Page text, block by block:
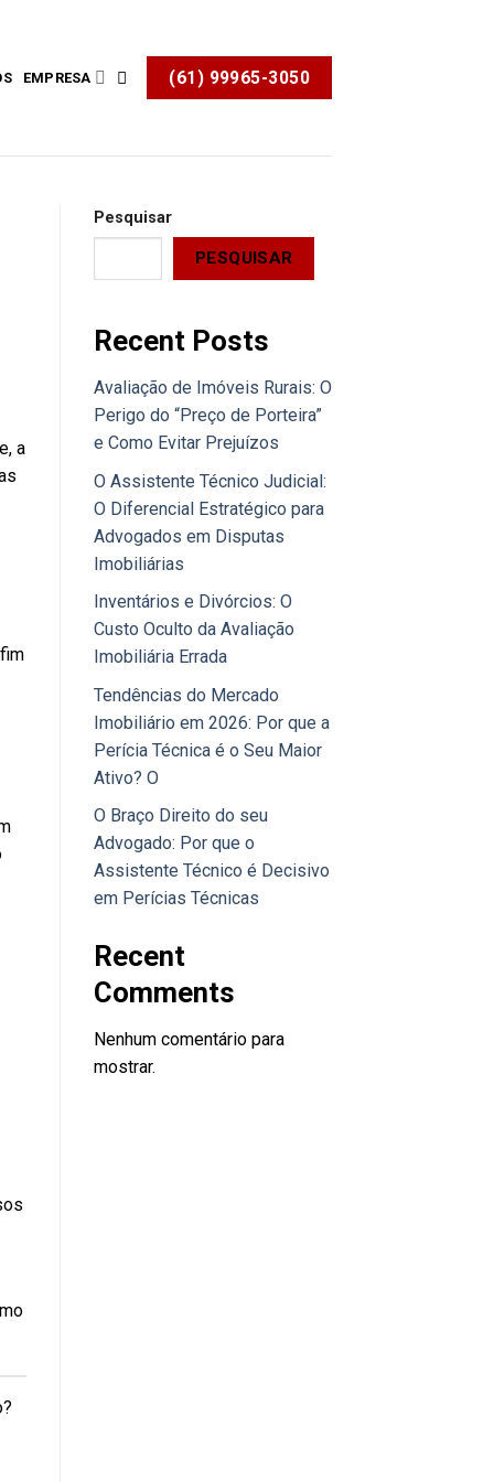
EMPRESA (61) 99965-3050
a
Pesquisar
PESQUISAR
Recent Posts
Avaliação de Imóveis Rurais: O
Perigo do “Preço de Porteira”
e Como Evitar Prejuízos
O Assistente Técnico Judicial:
O Diferencial Estratégico para
Advogados em Disputas
Imobiliárias
Inventários e Divórcios: O
Custo Oculto da Avaliação
Imobiliária Errada
Tendências do Mercado
Imobiliário em 2026: Por que a
Perícia Técnica é o Seu Maior
Ativo? O
O Braço Direito do seu
Advogado: Por que o
Assistente Técnico é Decisivo
em Perícias Técnicas
Recent
Comments
Nenhum comentário para
mostrar.